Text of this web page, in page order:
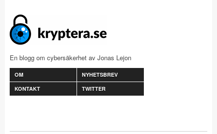
En blogg om cybersäkerhet av Jonas Lejon
OM
NYHETSBREV
KONTAKT
TWITTER